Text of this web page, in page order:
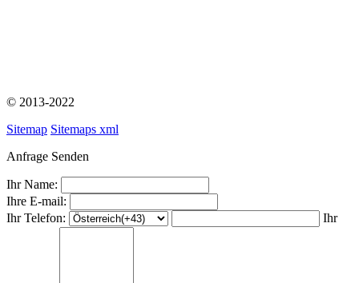
© 2013-2022
Sitemap Sitemaps xml
Anfrage Senden
Ihr Name:
Ihre E-mail:
Ihr Telefon:
Ihr